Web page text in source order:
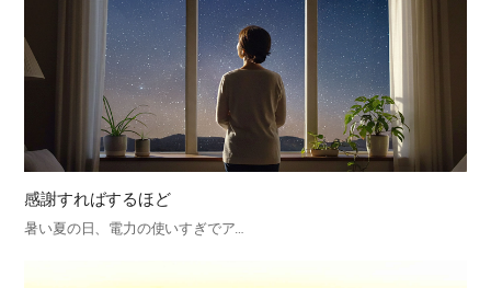
感謝すればするほど
暑い夏の日、電力の使いすぎでア…